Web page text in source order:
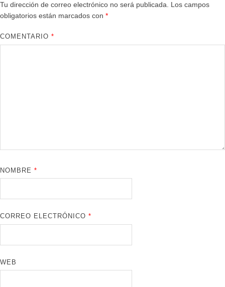
Tu dirección de correo electrónico no será publicada. Los campos
obligatorios están marcados con *
COMENTARIO*
NOMBRE*
CORREO ELECTRÓNICO*
WEB